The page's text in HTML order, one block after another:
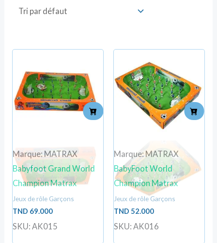
Marque: MATRAX
Babyfoot Grand World
Champion Matrax
Jeux de rôle Garçons
TND 69.000
SKU: AK015
Marque: MATRAX
BabyFoot World
Champion Matrax
Jeux de rôle Garçons
TND 52.000
SKU: AK016